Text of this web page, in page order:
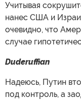
Учитывая
нанес США и
очевидно, что
случае
Duderuffian
Надеюсь, Путин
под контроль, а